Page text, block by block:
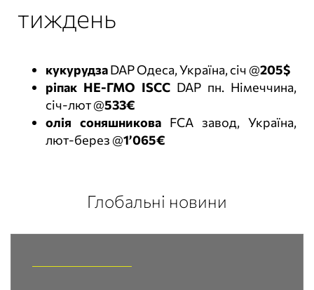
тиждень
кукурудзаDAP Одеса, Україна, січ @205$
ріпак НЕ-ГМО ISCC DAP пн. Німеччина,
січ-лют @533€
олія соняшникова FCA завод, Україна,
лют-берез @1’065€
Глобальні новини